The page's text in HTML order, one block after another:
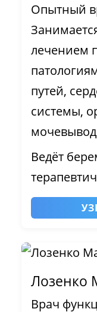
Опытный
лечением
путей,
системы,
Ведёт
Лозенко
Врач